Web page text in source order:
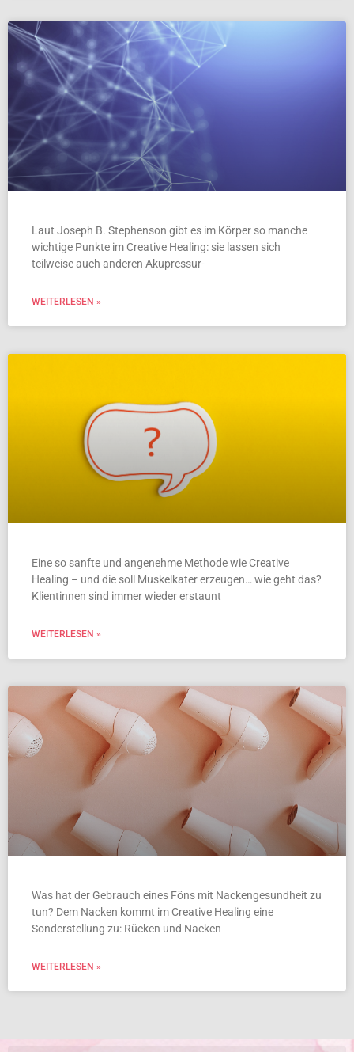
Laut Joseph B. Stephenson gibt es im Körper so manche
wichtige Punkte im Creative Healing: sie lassen sich
teilweise auch anderen Akupressur-
WEITERLESEN »
Eine so sanfte und angenehme Methode wie Creative
Healing – und die soll Muskelkater erzeugen… wie geht das?
Klientinnen sind immer wieder erstaunt
WEITERLESEN »
Was hat der Gebrauch eines Föns mit Nackengesundheit zu
tun? Dem Nacken kommt im Creative Healing eine
Sonderstellung zu: Rücken und Nacken
WEITERLESEN »